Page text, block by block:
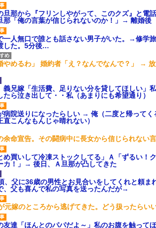
ないでく
旦那から『フリンしやがって、このクズ』と電
那「俺の言葉が信じられないのか！」→ 離婚後
一人無口で誰とも話さない男子がいた。→修学
した。5分後…
やめるわ」 婚約者「え？なんでなんで？」 →
義兄嫁「生活費、足りない分を貸してほしい
たら泣き出して・・私（あまりにも希望通り）
病院送りになったらしい → 俺（二度と帰って
直こんなもんじゃ晴れない）
余命宣告。その闘病中に長女から信じられない
め買いして冷凍ストックしてる」Ａ「ずるい！
カ！」→ 後日、Ａ旦那が凸してきた
、父に36歳の男性とお見合いをしてくれと頼ま
、父も喜んで私の写真を送ったんだが→
元嫁のところから逃げてきた。どう扱ったらい
友達「ほんとのパパだよ～」私のお腹を触って